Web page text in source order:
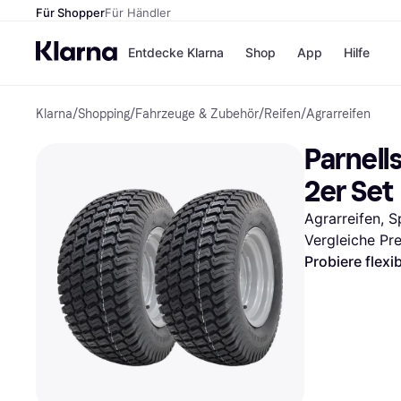
Für ShopperFür Händler
Entdecke Klarna
Zahlungsmethoden
Sofort bezahlen
Bezahle in 3
Bezahle in bis zu 30 Tagen
Ratenzahlung
Shop
Shops
H&M
Temu
App Hilfe
Klarna/Shopping/Fahrzeuge & Zubehör/Reifen/Agrarreifen
2er Set
Agrarreifen,
Vergleiche
Probiere